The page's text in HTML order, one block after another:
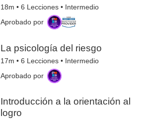
18m •6 Lecciones • Intermedio
Aprobado por
La psicología del riesgo
17m •6 Lecciones • Intermedio
Aprobado por
Introducción a la orientación al
logro